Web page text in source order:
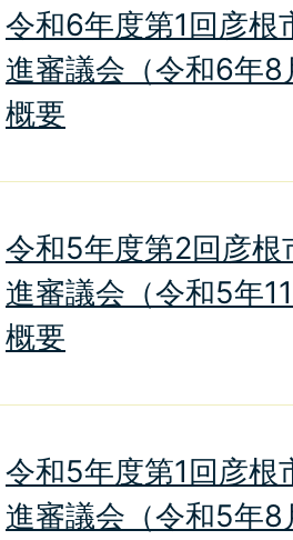
令和6年度第1回彦根
進審議会（令和6年
概要
令和5年度第2回彦根
進審議会（令和5年
概要
令和5年度第1回彦根
進審議会（令和5年